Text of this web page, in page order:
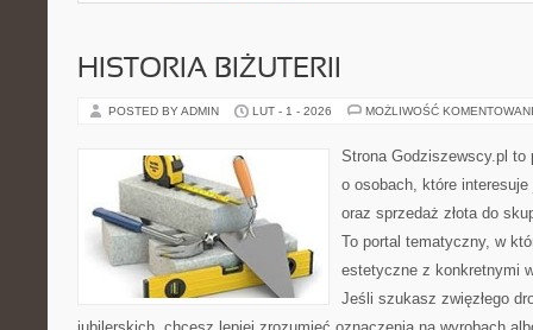
HISTORIA BIŻUTERII
POSTED BY ADMIN LUT - 1 - 2026 MOŻLIWOŚĆ
Strona Godziszewscy.pl
o osobach, które
oraz sprzedaż złota do
To portal tematyczny, w
estetyczne z konkretnymi
Jeśli szukasz zwięzłego